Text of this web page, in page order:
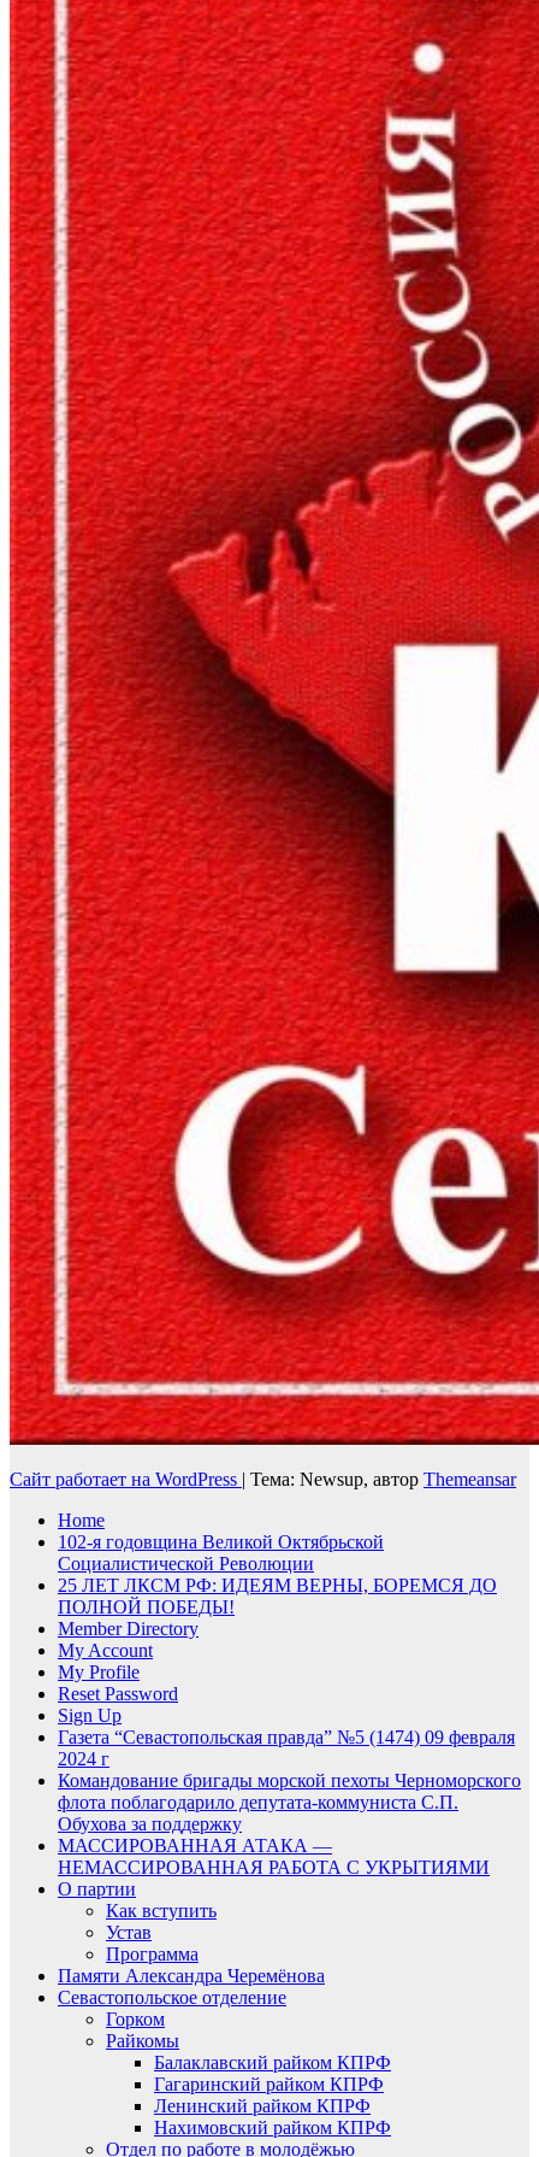
Сайт работает на WordPress | Тема: Newsup, автор Themeansar
Home
102-я годовщина Великой Октябрьской
Социалистической Революции
25 ЛЕТ ЛКСМ РФ: ИДЕЯМ ВЕРНЫ, БОРЕМСЯ ДО
ПОЛНОЙ ПОБЕДЫ!
Member Directory
My Account
My Profile
Reset Password
Sign Up
Газета “Севастопольская правда” №5 (1474) 09 февраля
2024 г
Командование бригады морской пехоты Черноморского
флота поблагодарило депутата-коммуниста С.П.
Обухова за поддержку
МАССИРОВАННАЯ АТАКА —
НЕМАССИРОВАННАЯ РАБОТА С УКРЫТИЯМИ
О партии
Как вступить
Устав
Программа
Памяти Александра Черемёнова
Севастопольское отделение
Горком
Райкомы
Балаклавский райком КПРФ
Гагаринский райком КПРФ
Ленинский райком КПРФ
Нахимовский райком КПРФ
Отдел по работе в молодёжью